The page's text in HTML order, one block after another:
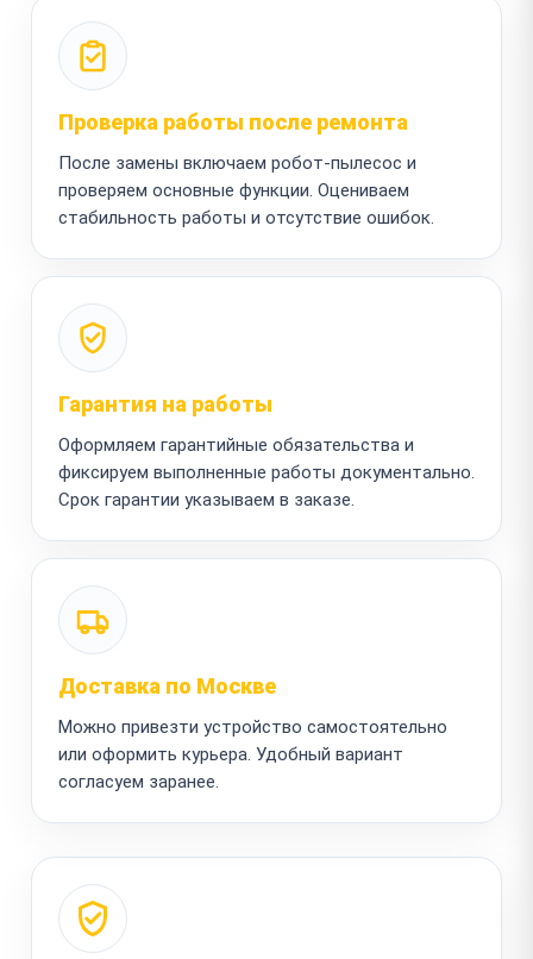
Проверка работы после ремонта
После замены включаем робот-пылесос и
проверяем основные функции. Оцениваем
стабильность работы и отсутствие ошибок.
Гарантия на работы
Оформляем гарантийные обязательства и
фиксируем выполненные работы документально.
Срок гарантии указываем в заказе.
Доставка по Москве
Можно привезти устройство самостоятельно
или оформить курьера. Удобный вариант
согласуем заранее.